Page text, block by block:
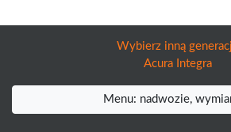
Wybierz inną
Acura Integra
Menu: nadwozie,